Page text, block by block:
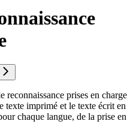
reconnaissance prises en charge
imprimé et le texte écrit en
chaque langue, de la prise en